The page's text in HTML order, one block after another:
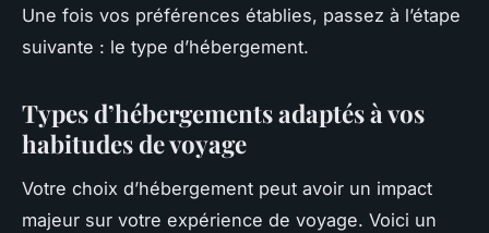
Une fois vos préférences établies, passez à l’étape
suivante : le type d’hébergement.
Types d’hébergements adaptés à vos
habitudes de voyage
Votre choix d’hébergement peut avoir un impact
majeur sur votre expérience de voyage. Voici un